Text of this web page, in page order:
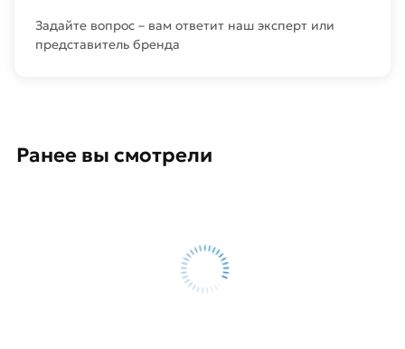
Задайте вопрос – вам ответит наш эксперт или
представитель бренда
Ранее вы смотрели